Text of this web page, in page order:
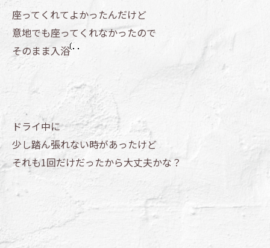
座ってくれてよかったんだけど
意地でも座ってくれなかったので
そのまま入浴
ドライ中に
少し踏ん張れない時があったけど
それも1回だけだったから大丈夫かな？